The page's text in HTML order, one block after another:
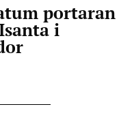
portaran
i